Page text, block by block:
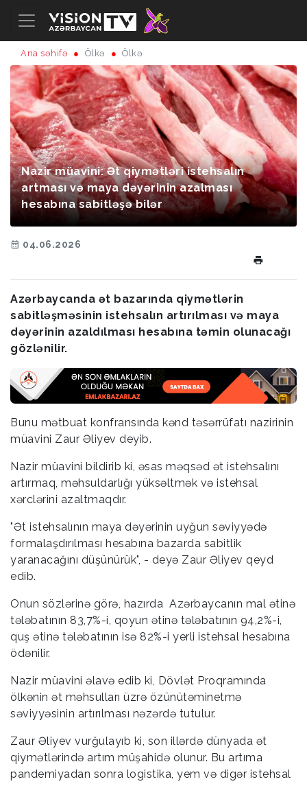
Ana səhifə Ölkə Ölkə
Nazir müavini: Ət qiymətləri istehsalın
artması və maya dəyərinin azalması
hesabına sabitləşə bilər
04.06.2026
Azərbaycanda ət bazarında qiymətlərin
sabitləşməsinin istehsalın artırılması və maya
dəyərinin azaldılması hesabına təmin olunacağı
gözlənilir.
Bunu mətbuat konfransında kənd təsərrüfatı nazirinin
müavini Zaur Əliyev deyib.
Nazir müavini bildirib ki, əsas məqsəd ət istehsalını
artırmaq, məhsuldarlığı yüksəltmək və istehsal
xərclərini azaltmaqdır.
"Ət istehsalının maya dəyərinin uyğun səviyyədə
formalaşdırılması hesabına bazarda sabitlik
yaranacağını düşünürük", - deyə Zaur Əliyev qeyd
edib.
Onun sözlərinə görə, hazırda Azərbaycanın mal ətinə
tələbatının 83,7%-i, qoyun ətinə tələbatının 94,2%-i,
quş ətinə tələbatının isə 82%-i yerli istehsal hesabına
ödənilir.
Nazir müavini əlavə edib ki, Dövlət Proqramında
ölkənin ət məhsulları üzrə özünütəminetmə
səviyyəsinin artırılması nəzərdə tutulur.
Zaur Əliyev vurğulayıb ki, son illərdə dünyada ət
qiymətlərində artım müşahidə olunur. Bu artıma
pandemiyadan sonra logistika, yem və digər istehsal